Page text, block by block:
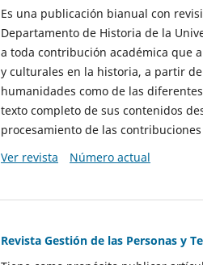
Es una publicación bianual con
Departamento de Historia de la
a toda contribución académica que
y culturales en la historia, a partir
humanidades como de las
texto completo de sus contenidos
procesamiento de las
Ver revista
Número actual
Revista Gestión de las Personas y